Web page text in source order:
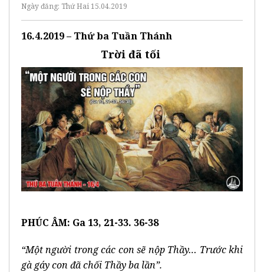
Ngày đăng: Thứ Hai 15.04.2019
16.4.2019 – Thứ ba Tuần Thánh
Trời đã tối
PHÚC ÂM: Ga 13, 21-33. 36-38
“Một người trong các con sẽ nộp Thầy… Trước khi
gà gáy con đã chối Thầy ba lần”.